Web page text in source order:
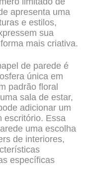
apresenta uma
e estilos,
sua
mais criativa.
de parede é
única em
padrão floral
sala de estar,
adicionar um
escritório. Essa
uma escolha
de interiores,
específicas